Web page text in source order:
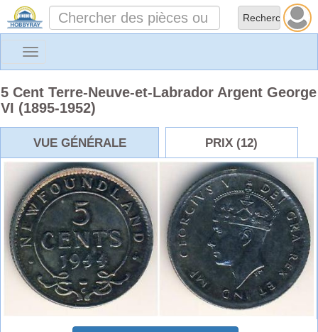
Toggle
5 Cent Terre-Neuve-et-Labrador Argent George
VI (1895-1952)
VUE GÉNÉRALE PRIX (12)